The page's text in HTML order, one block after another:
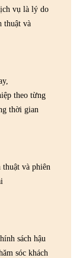
vụ là lý do
thuật và
theo từng
thời gian
và phiên
sách hậu
sóc khách